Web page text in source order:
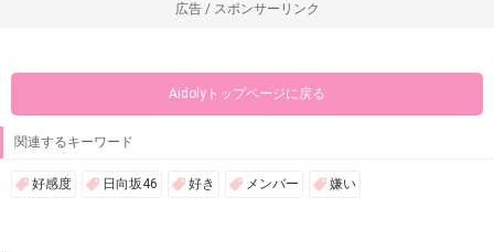
広告 / スポンサーリンク
Aidolyトップページに戻る
関連するキーワード
好感度 日向坂46 好き メンバー 嫌い